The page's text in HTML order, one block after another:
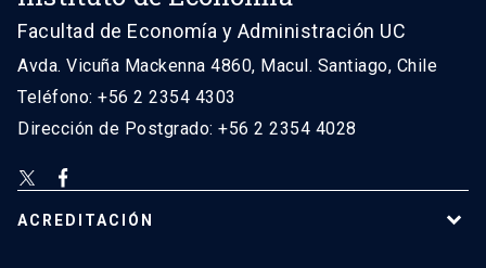
Facultad de Economía y Administración UC
Avda. Vicuña Mackenna 4860, Macul. Santiago, Chile
Teléfono: +56 2 2354 4303
Dirección de Postgrado: +56 2 2354 4028
ACREDITACIÓN